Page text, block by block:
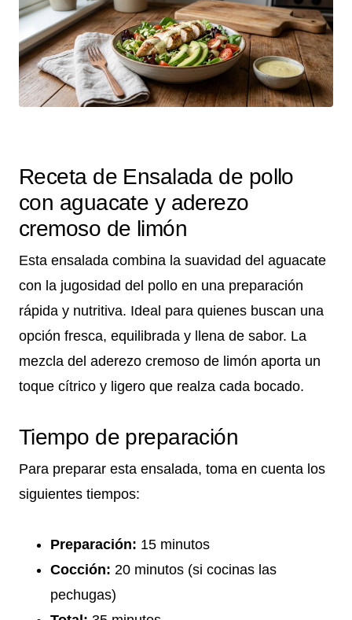
Receta de Ensalada de pollo
con aguacate y aderezo
cremoso de limón
Esta ensalada combina la suavidad del aguacate
con la jugosidad del pollo en una preparación
rápida y nutritiva. Ideal para quienes buscan una
opción fresca, equilibrada y llena de sabor. La
mezcla del aderezo cremoso de limón aporta un
toque cítrico y ligero que realza cada bocado.
Tiempo de preparación
Para preparar esta ensalada, toma en cuenta los
siguientes tiempos:
Preparación: 15 minutos
Cocción: 20 minutos (si cocinas las
pechugas)